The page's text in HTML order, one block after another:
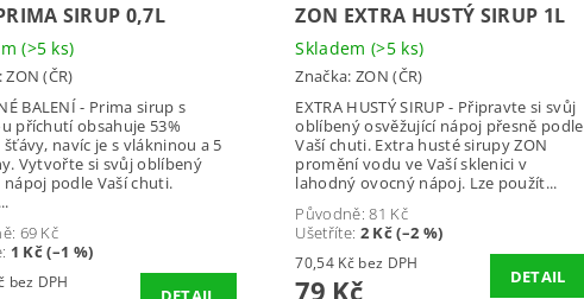
SIRUP 0,7L
(>5 ks)
ZON (ČR)
BALENÍ - Prima sirup s
příchutí obsahuje 53%
navíc je s vlákninou a 5
Vytvořte si svůj oblíbený
podle Vaší chuti.
69 Kč
: 1 Kč (–1 %)
60,71 Kč bez DPH
ZON EXTRA HUSTÝ SIRUP 1L
Skladem(>5 ks)
Značka:ZON (ČR)
EXTRA HUSTÝ SIRUP - Připravte si svůj
oblíbený osvěžující nápoj přesně podle
Vaší chuti. Extra husté sirupy ZON
promění vodu ve Vaší sklenici v
lahodný ovocný nápoj. Lze použít...
Původně:81 Kč
Ušetříte: 2 Kč (–2 %)
70,54 Kč bez DPH
79 Kč DETAIL